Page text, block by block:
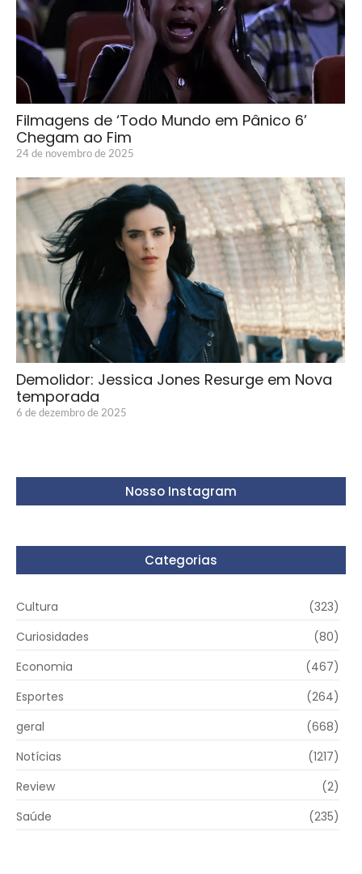
Filmagens de ‘Todo Mundo em Pânico 6’
Chegam ao Fim
24 de novembro de 2025
Demolidor: Jessica Jones Resurge em Nova
temporada
6 de dezembro de 2025
Nosso Instagram
Categorias
Cultura
(323)
Curiosidades
(80)
Economia
(467)
Esportes
(264)
geral
(668)
Notícias
(1217)
Review
(2)
Saúde
(235)